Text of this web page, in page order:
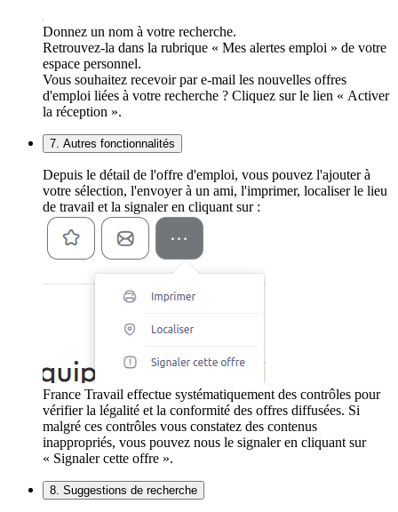
Donnez un nom à votre recherche.
Retrouvez-la dans la rubrique « Mes alertes emploi » de votre
espace personnel.
Vous souhaitez recevoir par e-mail les nouvelles offres
d'emploi liées à votre recherche ? Cliquez sur le lien « Activer
la réception ».
7. Autres fonctionnalités
Depuis le détail de l'offre d'emploi, vous pouvez l'ajouter à
votre sélection, l'envoyer à un ami, l'imprimer, localiser le lieu
de travail et la signaler en cliquant sur :
France Travail effectue systématiquement des contrôles pour
vérifier la légalité et la conformité des offres diffusées. Si
malgré ces contrôles vous constatez des contenus
inappropriés, vous pouvez nous le signaler en cliquant sur
« Signaler cette offre ».
8. Suggestions de recherche